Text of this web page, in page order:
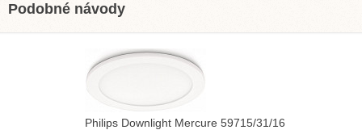
Podobné návody
Philips Downlight Mercure 59715/31/16